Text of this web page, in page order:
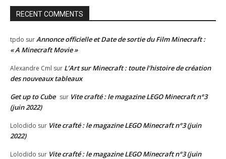
RECENT COMMENTS
tpdo surAnnonce officielle et Date de sortie du Film Minecraft :
« A Minecraft Movie »
Alexandre Cml sur L’Art sur Minecraft : toute l’histoire de création
des nouveaux tableaux
Get up to Cube sur Vite crafté : le magazine LEGO Minecraft n°3
(juin 2022)
Lolodido sur Vite crafté : le magazine LEGO Minecraft n°3 (juin
2022)
Lolodido sur Vite crafté : le magazine LEGO Minecraft n°3 (juin